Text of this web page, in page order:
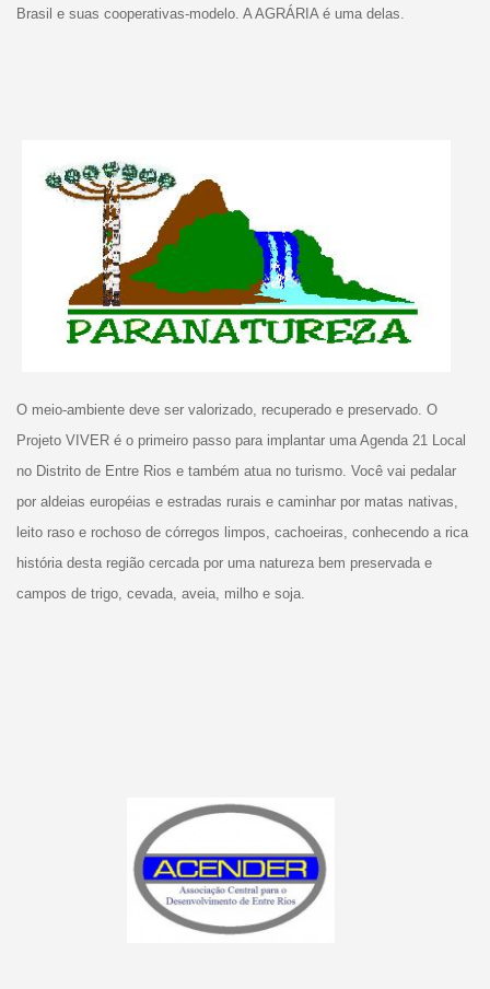
Brasil e suas cooperativas-modelo. A AGRÁRIA é uma delas.
O meio-ambiente deve ser valorizado, recuperado e preservado. O
Projeto VIVER é o primeiro passo para implantar uma Agenda 21 Local
no Distrito de Entre Rios e também atua no turismo. Você vai pedalar
por aldeias européias e estradas rurais e caminhar por matas nativas,
leito raso e rochoso de córregos limpos, cachoeiras, conhecendo a rica
história desta região cercada por uma natureza bem preservada e
campos de trigo, cevada, aveia, milho e soja.